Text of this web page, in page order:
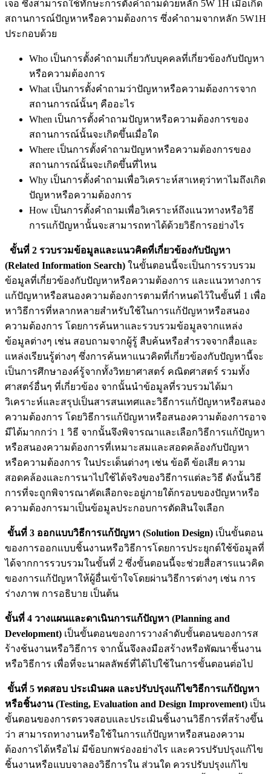
เจอ ซึ่งสามารถใช้ทักษะการตั้งคำถามด้วยหลัก 5W 1H เมื่อเกิด
สถานการณ์ปัญหาหรือความต้องการ ซึ่งคำถามจากหลัก 5W1H
ประกอบด้วย
Who เป็นการตั้งคำถามเกี่ยวกับบุคคลที่เกี่ยวข้องกับปัญหา
หรือความต้องการ
What เป็นการตั้งคำถามว่าปัญหาหรือความต้องการจาก
สถานการณ์นั้นๆ คืออะไร
When เป็นการตั้งคำถามปัญหาหรือความต้องการของ
สถานการณ์นั้นจะเกิดขึ้นเมื่อใด
Where เป็นการตั้งคำถามปัญหาหรือความต้องการของ
สถานการณ์นั้นจะเกิดขึ้นที่ไหน
Why เป็นการตั้งคำถามเพื่อวิเคราะห์สาเหตุว่าทาไมถึงเกิด
ปัญหาหรือความต้องการ
How เป็นการตั้งคำถามเพื่อวิเคราะห์ถึงแนวทางหรือวิธี
การแก้ปัญหานั้นจะสามารถทาได้ด้วยวิธีการอย่างไร
ขั้นที่ 2 รวบรวมข้อมูลและแนวคิดที่เกี่ยวข้องกับปัญหา
(Related Information Search) ในขั้นตอนนี้จะเป็นการรวบรวม
ข้อมูลที่เกี่ยวข้องกับปัญหาหรือความต้องการ และแนวทางการ
แก้ปัญหาหรือสนองความต้องการตามที่กำหนดไว้ในขั้นที่ 1 เพื่อ
หาวิธีการที่หลากหลายสำหรับใช้ในการแก้ปัญหาหรือสนอง
ความต้องการ โดยการค้นหาและรวบรวมข้อมูลจากแหล่ง
ข้อมูลต่างๆ เช่น สอบถามจากผู้รู้ สืบค้นหรือสำรวจจากสื่อและ
แหล่งเรียนรู้ต่างๆ ซึ่งการค้นหาแนวคิดที่เกี่ยวข้องกับปัญหานี้จะ
เป็นการศึกษาองค์รู้จากทั้งวิทยาศาสตร์ คณิตศาสตร์ รวมทั้ง
ศาสตร์อื่นๆ ที่เกี่ยวข้อง จากนั้นนำข้อมูลที่รวบรวมได้มา
วิเคราะห์และสรุปเป็นสารสนเทศและวิธีการแก้ปัญหาหรือสนอง
ความต้องการ โดยวิธีการแก้ปัญหาหรือสนองความต้องการอาจ
มีได้มากกว่า 1 วิธี จากนั้นจึงพิจารณาและเลือกวิธีการแก้ปัญหา
หรือสนองความต้องการที่เหมาะสมและสอดคล้องกับปัญหา
หรือความต้องการ ในประเด็นต่างๆ เช่น ข้อดี ข้อเสีย ความ
สอดคล้องและการนาไปใช้ได้จริงของวิธีการแต่ละวิธี ดังนั้นวิธี
การที่จะถูกพิจารณาคัดเลือกจะอยู่ภายใต้กรอบของปัญหาหรือ
ความต้องการมาเป็นข้อมูลประกอบการตัดสินใจเลือก
ขั้นที่ 3 ออกแบบวิธีการแก้ปัญหา (Solution Design) เป็นขั้นตอน
ของการออกแบบชิ้นงานหรือวิธีการโดยการประยุกต์ใช้ข้อมูลที่
ได้จากการรวบรวมในขั้นที่ 2 ซึ่งขั้นตอนนี้จะช่วยสื่อสารแนวคิด
ของการแก้ปัญหาให้ผู้อื่นเข้าใจโดยผ่านวิธีการต่างๆ เช่น การ
ร่างภาพ การอธิบาย เป็นต้น
ขั้นที่ 4 วางแผนและดาเนินการแก้ปัญหา (Planning and
Development) เป็นขั้นตอนของการวางลำดับขั้นตอนของการส
ร้างช้นงานหรือวิธีการ จากนั้นจึงลงมือสร้างหรือพัฒนาชิ้นงาน
หรือวิธีการ เพื่อที่จะนาผลลัพธ์ที่ได้ไปใช้ในการขั้นตอนต่อไป
ขั้นที่ 5 ทดสอบ ประเมินผล และปรับปรุงแก้ไขวิธีการแก้ปัญหา
หรือชิ้นงาน (Testing, Evaluation and Design Improvement) เป็น
ขั้นตอนของการตรวจสอบและประเมินชิ้นงานวิธีการที่สร้างขึ้น
ว่า สามารถทางานหรือใช้ในการแก้ปัญหาหรือสนองความ
ต้องการได้หรือไม่ มีข้อบกพร่องอย่างไร และควรปรับปรุงแก้ไข
ชิ้นงานหรือแบบจาลองวิธีการใน ส่วนใด ควรปรับปรุงแก้ไข